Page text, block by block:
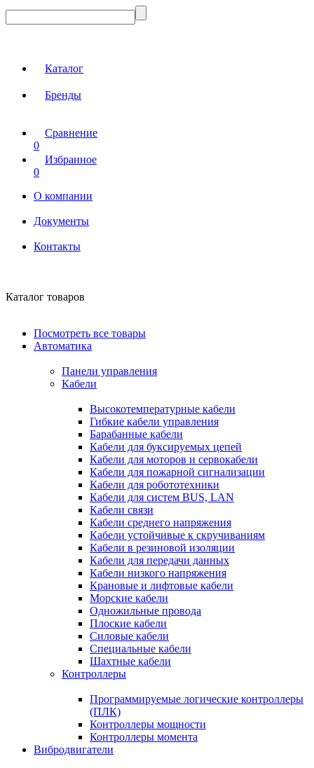
Каталог
Бренды
Сравнение
0
Избранное
0
О компании
Документы
Контакты
Каталог товаров
Посмотреть все товары
Автоматика
Панели управления
Кабели
Высокотемпературные кабели
Гибкие кабели управления
Барабанные кабели
Кабели для буксируемых цепей
Кабели для моторов и сервокабели
Кабели для пожарной сигнализации
Кабели для робототехники
Кабели для систем BUS, LAN
Кабели связи
Кабели среднего напряжения
Кабели устойчивые к скручиваниям
Кабели в резиновой изоляции
Кабели для передачи данных
Кабели низкого напряжения
Крановые и лифтовые кабели
Морские кабели
Одножильные провода
Плоские кабели
Силовые кабели
Специальные кабели
Шахтные кабели
Контроллеры
Программируемые логические контроллеры
(ПЛК)
Контроллеры мощности
Контроллеры момента
Вибродвигатели